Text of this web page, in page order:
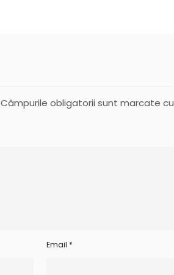
Câmpurile obligatorii sunt marcate cu
Email *